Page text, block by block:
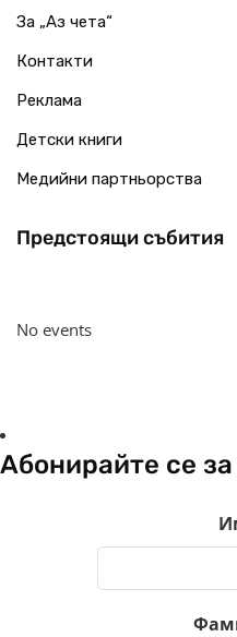
За „Аз чета“
Контакти
Реклама
Детски книги
Медийни партньорства
Предстоящи събития
No events
Абонирайте се